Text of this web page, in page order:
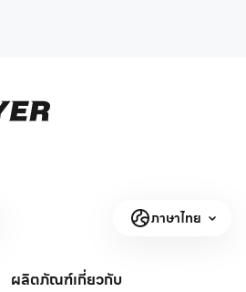
ภาษาไทย
ผลิตภัณฑ์เกี่ยวกับ